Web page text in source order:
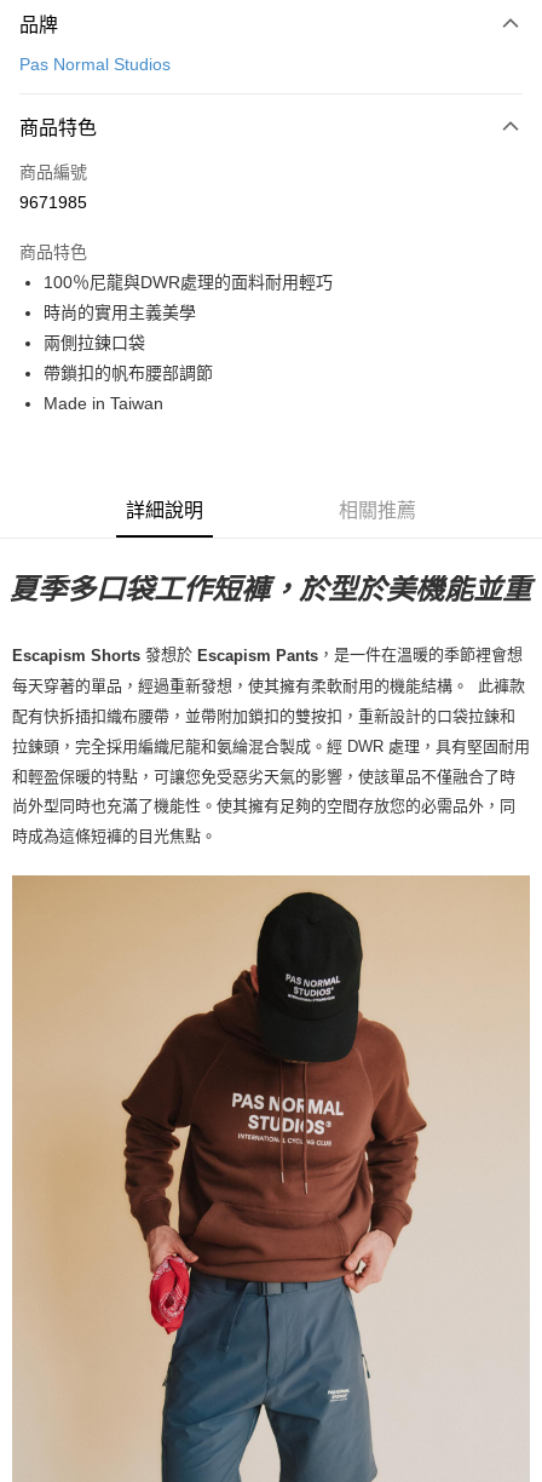
信用卡一次付款
LINE Pay
Apple Pay
運送方式
全家店到店
每筆NT$80，滿NT$10,000(含以上)免運費
付款後全家取貨
每筆NT$80，滿NT$10,000(含以上)免運費
每筆NT$80，滿NT$10,000(含以上)免運費
每筆NT$130，滿NT$10,000(含以上)免運費
品牌
Pas Normal Studios
商品特色
商品編號
9671985
商品特色
100％尼龍與DWR處理的面料耐用輕巧
時尚的實用主義美學
兩側拉鍊口袋
帶鎖扣的帆布腰部調節
Made in Taiwan
詳細說明 相關推薦
夏季多口袋工作短褲，於型於美機能並重
Escapism Shorts 發想於 Escapism Pants ，是一件在溫暖的季節裡會想
每天穿著的單品，經過重新發想，使其擁有柔軟耐用的機能結構。 此褲款
配有快拆插扣織布腰帶，並帶附加鎖扣的雙按扣，重新設計的口袋拉鍊和
拉鍊頭，完全採用編織尼龍和氨綸混合製成。經 DWR 處理，具有堅固耐用
和輕盈保暖的特點，可讓您免受惡劣天氣的影響，使該單品不僅融合了時
尚外型同時也充滿了機能性。使其擁有足夠的空間存放您的必需品外，同
時成為這條短褲的目光焦點。